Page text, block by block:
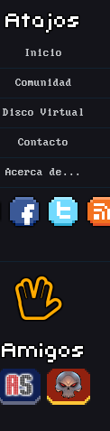
Atajos
Inicio
Comunidad
Disco Virtual
Contacto
Acerca de...
Amigos